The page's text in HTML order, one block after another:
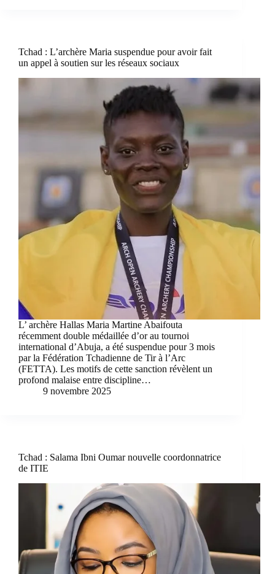
Tchad : L’archère Maria suspendue pour avoir fait
un appel à soutien sur les réseaux sociaux
L’ archère Hallas Maria Martine Abaifouta
récemment double médaillée d’or au tournoi
international d’Abuja, a été suspendue pour 3 mois
par la Fédération Tchadienne de Tir à l’Arc
(FETTA). Les motifs de cette sanction révèlent un
profond malaise entre discipline…
9 novembre 2025
Tchad : Salama Ibni Oumar nouvelle coordonnatrice
de ITIE